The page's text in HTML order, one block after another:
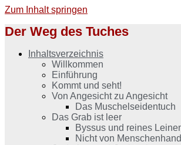
Zum Inhalt springen
Der Weg des Tuches
Inhaltsverzeichnis
Willkommen
Einführung
Kommt und seht!
Von Angesicht zu Angesicht
Das Muschelseidentuch
Das Grab ist leer
Byssus und reines
Nicht von